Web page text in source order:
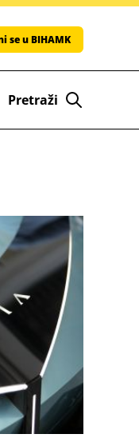
se u BIHAMK
Pretraži